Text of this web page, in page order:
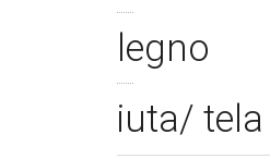
legno
iuta/